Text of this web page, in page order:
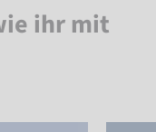
ihr mit